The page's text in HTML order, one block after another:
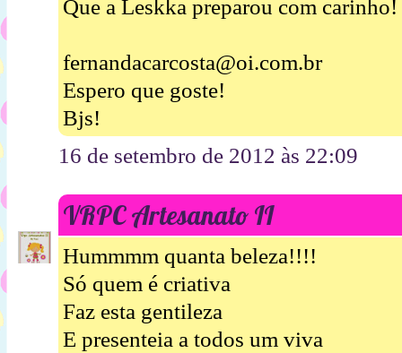
Que a Leskka preparou com carinho!
fernandacarcosta@oi.com.br
Espero que goste!
Bjs!
16 de setembro de 2012 às 22:09
VRPC Artesanato II
Hummmm quanta beleza!!!!
Só quem é criativa
Faz esta gentileza
E presenteia a todos um viva